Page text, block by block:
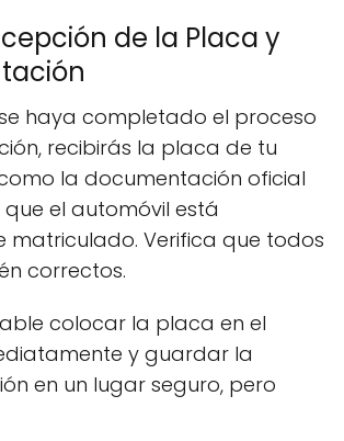
de la Placa y
haya completado el proceso
recibirás la placa de tu
la documentación oficial
el automóvil está
matriculado. Verifica que todos
correctos.
colocar la placa en el
y guardar la
en un lugar seguro, pero